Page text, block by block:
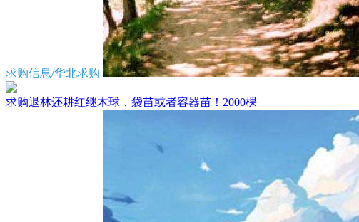
求购信息/华北求购
求购退林还耕红继木球，袋苗或者容器苗！2000棵